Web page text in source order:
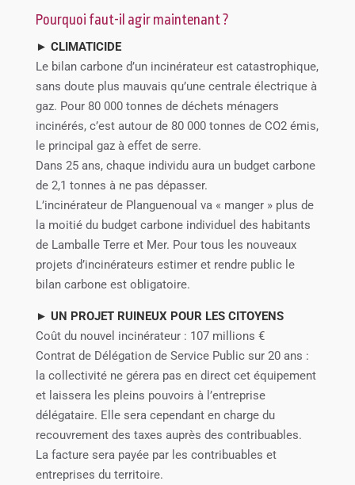
Pourquoi faut-il agir maintenant ?
► CLIMATICIDE
Le bilan carbone d’un incinérateur est catastrophique,
sans doute plus mauvais qu’une centrale électrique à
gaz. Pour 80 000 tonnes de déchets ménagers
incinérés, c’est autour de 80 000 tonnes de CO2 émis,
le principal gaz à effet de serre.
Dans 25 ans, chaque individu aura un budget carbone
de 2,1 tonnes à ne pas dépasser.
L’incinérateur de Planguenoual va « manger » plus de
la moitié du budget carbone individuel des habitants
de Lamballe Terre et Mer. Pour tous les nouveaux
projets d’incinérateurs estimer et rendre public le
bilan carbone est obligatoire.
► UN PROJET RUINEUX POUR LES CITOYENS
Coût du nouvel incinérateur : 107 millions €
Contrat de Délégation de Service Public sur 20 ans :
la collectivité ne gérera pas en direct cet équipement
et laissera les pleins pouvoirs à l’entreprise
délégataire. Elle sera cependant en charge du
recouvrement des taxes auprès des contribuables.
La facture sera payée par les contribuables et
entreprises du territoire.